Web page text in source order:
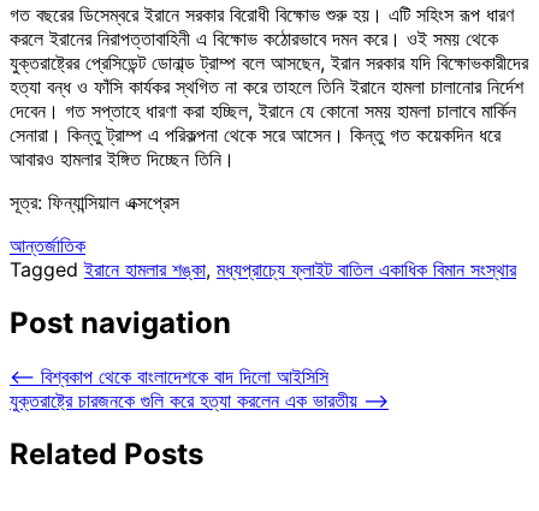
গত বছরের ডিসেম্বরে ইরানে সরকার বিরোধী বিক্ষোভ শুরু হয়। এটি সহিংস রূপ ধারণ
করলে ইরানের নিরাপত্তাবাহিনী এ বিক্ষোভ কঠোরভাবে দমন করে। ওই সময় থেকে
যুক্তরাষ্ট্রের প্রেসিডেন্ট ডোনা্ল্ড ট্রাম্প বলে আসছেন, ইরান সরকার যদি বিক্ষোভকারীদের
হত্যা বন্ধ ও ফাঁসি কার্যকর স্থগিত না করে তাহলে তিনি ইরানে হামলা চালানোর নির্দেশ
দেবেন। গত সপ্তাহে ধারণা করা হচ্ছিল, ইরানে যে কোনো সময় হামলা চালাবে মার্কিন
সেনারা। কিন্তু ট্রাম্প এ পরিকল্পনা থেকে সরে আসেন। কিন্তু গত কয়েকদিন ধরে
আবারও হামলার ইঙ্গিত দিচ্ছেন তিনি।
সূত্র: ফিন্যান্সিয়াল এক্সপ্রেস
আন্তর্জাতিক
Taggedইরানে হামলার শঙ্কা, মধ্যপ্রাচ্যে ফ্লাইট বাতিল একাধিক বিমান সংস্থার
Post navigation
⟵ বিশ্বকাপ থেকে বাংলাদেশকে বাদ দিলো আইসিসি
যুক্তরাষ্ট্রে চারজনকে গুলি করে হত্যা করলেন এক ভারতীয় ⟶
Related Posts